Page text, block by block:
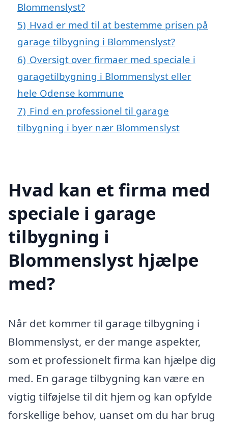
Blommenslyst?
5) Hvad er med til at bestemme prisen på
garage tilbygning i Blommenslyst?
6) Oversigt over firmaer med speciale i
garagetilbygning i Blommenslyst eller
hele Odense kommune
7) Find en professionel til garage
tilbygning i byer nær Blommenslyst
Hvad kan et firma med
speciale i garage
tilbygning i
Blommenslyst hjælpe
med?
Når det kommer til garage tilbygning i
Blommenslyst, er der mange aspekter,
som et professionelt firma kan hjælpe dig
med. En garage tilbygning kan være en
vigtig tilføjelse til dit hjem og kan opfylde
forskellige behov, uanset om du har brug